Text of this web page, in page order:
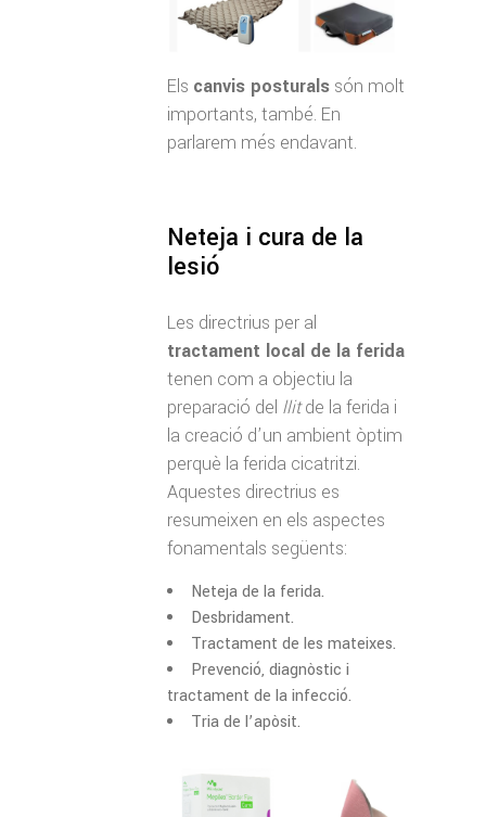
Els canvis posturals són molt
importants, també. En
parlarem més endavant.
Neteja i cura de la
lesió
Les directrius per al
tractament local de la ferida
tenen com a objectiu la
preparació del llitde la ferida i
la creació d’un ambient òptim
perquè la ferida cicatritzi.
Aquestes directrius es
resumeixen en els aspectes
fonamentals següents:
Neteja de la ferida.
Desbridament.
Tractament de les mateixes.
Prevenció, diagnòstic i
tractament de la infecció.
Tria de l’apòsit.